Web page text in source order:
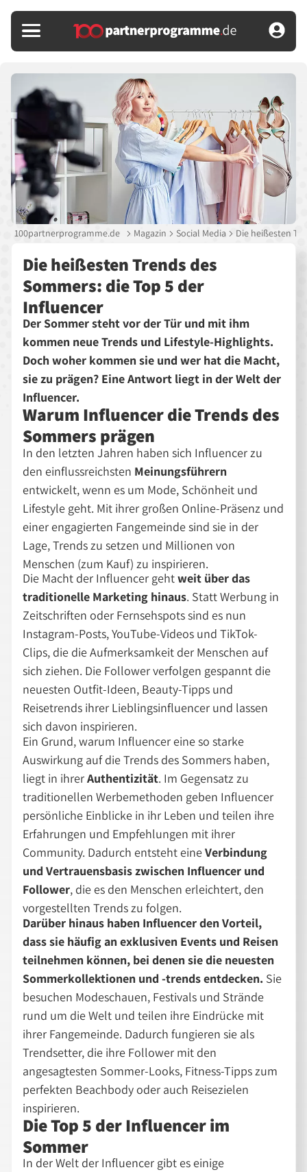
100partnerprogramme.de Magazin Social Media Die heißesten
Die heißesten Trends des
Sommers: die Top 5 der
Influencer
Der Sommer steht vor der Tür und mit ihm
kommen neue Trends und Lifestyle-Highlights.
Doch woher kommen sie und wer hat die Macht,
sie zu prägen? Eine Antwort liegt in der Welt der
Influencer.
Warum Influencer die Trends des
Sommers prägen
In den letzten Jahren haben sich Influencer zu
den einflussreichsten Meinungsführern
entwickelt, wenn es um Mode, Schönheit und
Lifestyle geht. Mit ihrer großen Online-Präsenz und
einer engagierten Fangemeinde sind sie in der
Lage, Trends zu setzen und Millionen von
Menschen (zum Kauf) zu inspirieren.
Die Macht der Influencer gehtweit über das
traditionelle Marketing hinaus. Statt Werbung in
Zeitschriften oder Fernsehspots sind es nun
Instagram-Posts, YouTube-Videos und TikTok-
Clips, die die Aufmerksamkeit der Menschen auf
sich ziehen. Die Follower verfolgen gespannt die
neuesten Outfit-Ideen, Beauty-Tipps und
Reisetrends ihrer Lieblingsinfluencer und lassen
sich davon inspirieren.
Ein Grund, warum Influencer eine so starke
Auswirkung auf die Trends des Sommers haben,
liegt in ihrerAuthentizität. Im Gegensatz zu
traditionellen Werbemethoden geben Influencer
persönliche Einblicke in ihr Leben und teilen ihre
Erfahrungen und Empfehlungen mit ihrer
Community. Dadurch entsteht eineVerbindung
und Vertrauensbasis zwischen Influencer und
Follower, die es den Menschen erleichtert, den
vorgestellten Trends zu folgen.
Darüber hinaus haben Influencer den Vorteil,
dass sie häufig an exklusiven Events und Reisen
teilnehmen können, bei denen sie die neuesten
Sommerkollektionen und -trends entdecken. Sie
besuchen Modeschauen, Festivals und Strände
rund um die Welt und teilen ihre Eindrücke mit
ihrer Fangemeinde. Dadurch fungieren sie als
Trendsetter, die ihre Follower mit den
angesagtesten Sommer-Looks, Fitness-Tipps zum
perfekten Beachbody oder auch Reisezielen
inspirieren.
Die Top 5 der Influencer im
Sommer
In der Welt der Influencer gibt es einige